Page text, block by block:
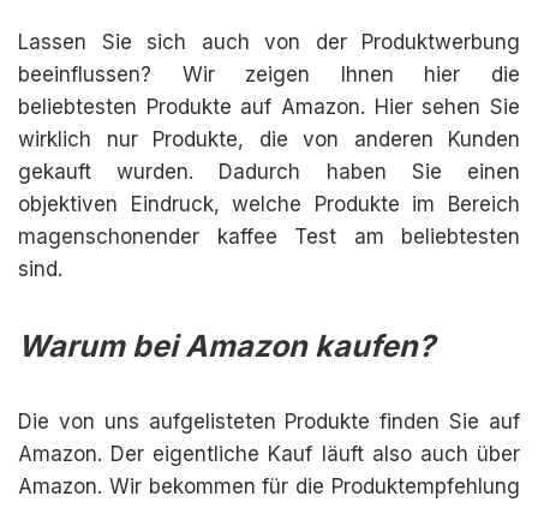
Lassen Sie sich auch von der Produktwerbung
beeinflussen? Wir zeigen Ihnen hier die
beliebtesten Produkte auf Amazon. Hier sehen Sie
wirklich nur Produkte, die von anderen Kunden
gekauft wurden. Dadurch haben Sie einen
objektiven Eindruck, welche Produkte im Bereich
magenschonender kaffee Test am beliebtesten
sind.
Warum bei Amazon kaufen?
Die von uns aufgelisteten Produkte finden Sie auf
Amazon. Der eigentliche Kauf läuft also auch über
Amazon. Wir bekommen für die Produktempfehlung